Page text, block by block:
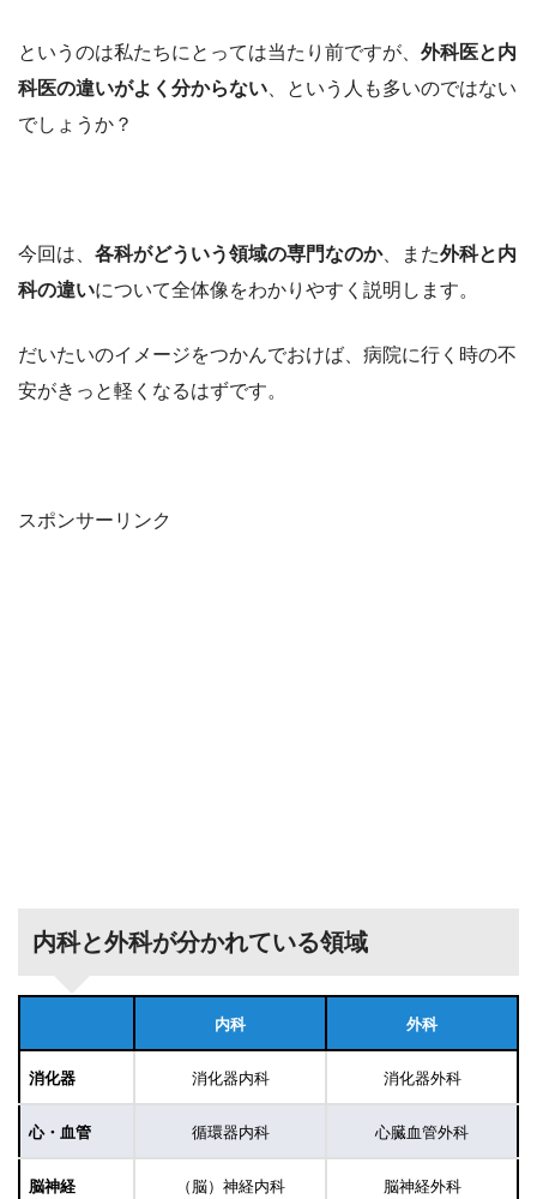
というのは私たちにとっては当たり前ですが、 外科医と内
科医の違いがよく分からない、という人も多いのではない
でしょうか？
今回は、 各科がどういう領域の専門なのか、また外科と内
科の違いについて全体像をわかりやすく説明します。
だいたいのイメージをつかんでおけば、病院に行く時の不
安がきっと軽くなるはずです。
スポンサーリンク
内科と外科が分かれている領域
内科 外科
消化器 消化器内科 消化器外科
心・血管 循環器内科 心臓血管外科
脳神経 （脳）神経内科 脳神経外科